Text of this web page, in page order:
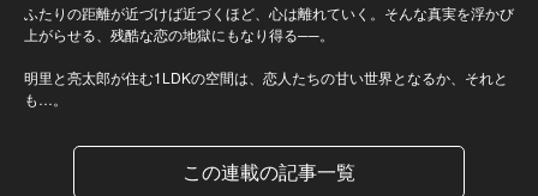
ふたりの距離が近づけば近づくほど、心は離れていく。そんな真実を浮かび
上がらせる、残酷な恋の地獄にもなり得る──。
明里と亮太郎が住む1LDKの空間は、恋人たちの甘い世界となるか、それと
も…。
この連載の記事一覧